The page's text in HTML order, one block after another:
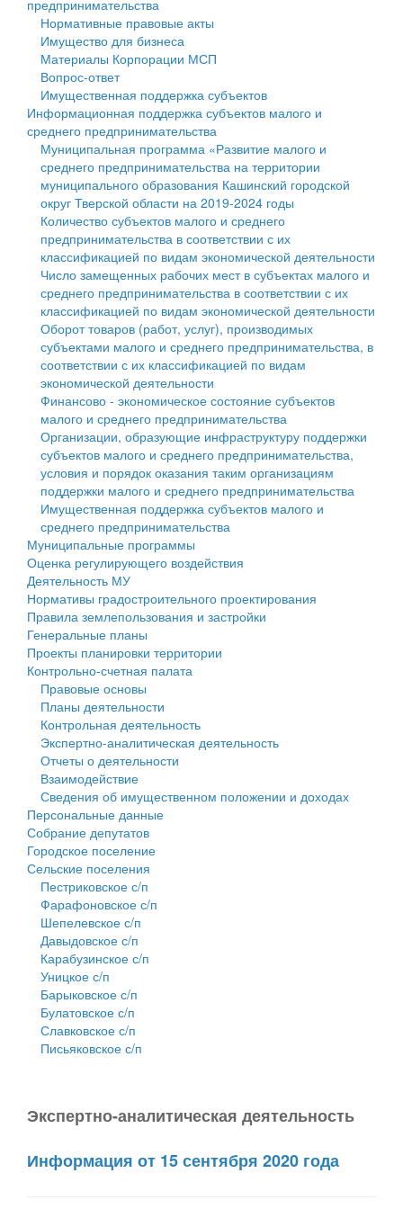
Государственные услуги
Промышленность и АПК
Экономика и бизнес
...
Символика
Устав
Гостям округа
Туризм
Культура
Образование
Здравоохранение
Социальная защита
Фотоальбом
муниципального округа Тверской области
Администрация Кашинского муниципального округа
Тверской области
Управление сельскими территориями
Открытые данные
Работа с обращениями граждан
Муниципальный контроль
Муниципальные услуги
Проекты административных регламентов
Антимонопольный комплаенс
Противодействие коррупции
Финансовое управление
Бюджет для граждан
Имущество
Выявление правообладателей ранее учтенных
объектов недвижимости
Имущественная поддержка субъектов малого и
среднего предпринимательства
Информационная поддержка субъектов малого и
среднего предпринимательства
Муниципальные программы
Контрольно-счетная палата
Персональные данные
Оценка регулирующего воздействия
Деятельность МУ
Нормативы градостроительного проектирования
Правила землепользования и застройки
Генеральные планы
Проекты планировки территории
Собрание депутатов
Городское поселение
Сельские поселения
предпринимательства
Нормативные правовые акты
Имущество для бизнеса
Материалы Корпорации МСП
Вопрос-ответ
Имущественная поддержка субъектов
Информационная поддержка субъектов малого и
среднего предпринимательства
Муниципальная программа «Развитие малого и
среднего предпринимательства на территории
муниципального образования Кашинский городской
округ Тверской области на 2019-2024 годы
Количество субъектов малого и среднего
предпринимательства в соответствии с их
классификацией по видам экономической деятельности
Число замещенных рабочих мест в субъектах малого и
среднего предпринимательства в соответствии с их
классификацией по видам экономической деятельности
Оборот товаров (работ, услуг), производимых
субъектами малого и среднего предпринимательства, в
соответствии с их классификацией по видам
экономической деятельности
Финансово - экономическое состояние субъектов
малого и среднего предпринимательства
Организации, образующие инфраструктуру поддержки
субъектов малого и среднего предпринимательства,
условия и порядок оказания таким организациям
поддержки малого и среднего предпринимательства
Имущественная поддержка субъектов малого и
среднего предпринимательства
Муниципальные программы
Оценка регулирующего воздействия
Деятельность МУ
Нормативы градостроительного проектирования
Правила землепользования и застройки
Генеральные планы
Проекты планировки территории
Контрольно-счетная палата
Правовые основы
Планы деятельности
Контрольная деятельность
Экспертно-аналитическая деятельность
Отчеты о деятельности
Взаимодействие
Сведения об имущественном положении и доходах
Персональные данные
Собрание депутатов
Городское поселение
Сельские поселения
Пестриковское с/п
Фарафоновское с/п
Шепелевское с/п
Давыдовское с/п
Карабузинское с/п
Уницкое с/п
Барыковское с/п
Булатовское с/п
Славковское с/п
Письяковское с/п
Экспертно-аналитическая деятельность
Информация от 15 сентября 2020 года